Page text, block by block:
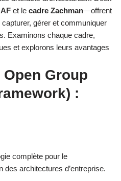
et le cadre Zachman—offrent
gérer et communiquer
Examinons chaque cadre,
et explorons leurs avantages
Open Group
:
complète pour le
des architectures d’entreprise.